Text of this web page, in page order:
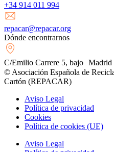
+34 914 011 994
repacar@repacar.org
Dónde encontrarnos
C/Emilio Carrere 5, bajo Madrid
© Asociación Española de
Cartón (REPACAR)
Aviso Legal
Política de privacidad
Cookies
Política de cookies (UE)
Aviso Legal